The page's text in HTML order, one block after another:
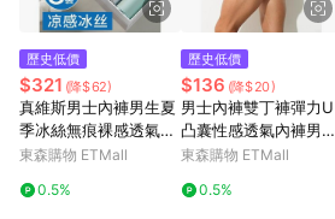
歷史低價
$321 (降$62)
真維斯男士內褲男生夏
季冰絲無痕裸感透氣平
角褲青少年運動四角褲
東森購物 ETMall
0.5%
歷史低價
$136 (降$20)
男士內褲雙丁褲彈力U
凸囊性感透氣內褲男快
干透氣提臀鏤空雙丁
東森購物 ETMall
0.5%